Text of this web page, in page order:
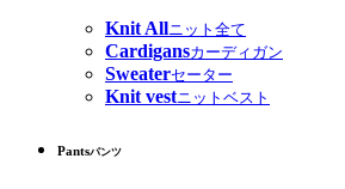
Knit Allニット全て
Cardigansカーディガン
Sweaterセーター
Knit vestニットベスト
Pantsパンツ